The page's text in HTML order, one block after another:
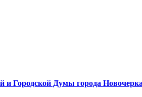
Думы города